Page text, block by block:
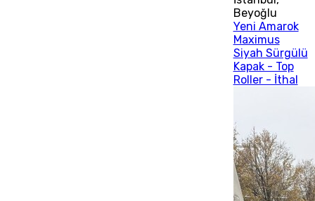
Beyoğlu
Yeni Amarok
Maximus
Siyah Sürgülü
Kapak - Top
Roller - İthal